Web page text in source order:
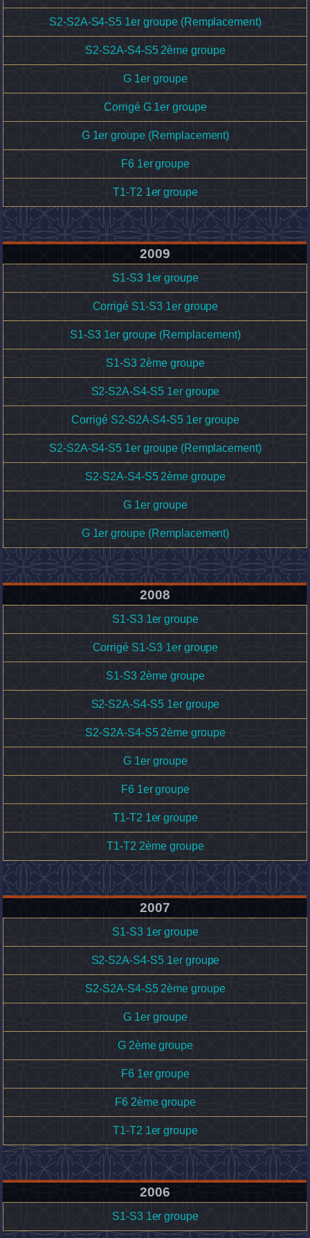
S2-S2A-S4-S5 1er groupe (Remplacement)
S2-S2A-S4-S5 2ème groupe
G 1er groupe
Corrigé G 1er groupe
G 1er groupe (Remplacement)
F6 1er groupe
T1-T2 1er groupe
2009
S1-S3 1er groupe
Corrigé S1-S3 1er groupe
S1-S3 1er groupe (Remplacement)
S1-S3 2ème groupe
S2-S2A-S4-S5 1er groupe
Corrigé S2-S2A-S4-S5 1er groupe
S2-S2A-S4-S5 1er groupe (Remplacement)
S2-S2A-S4-S5 2ème groupe
G 1er groupe
G 1er groupe (Remplacement)
2008
S1-S3 1er groupe
Corrigé S1-S3 1er groupe
S1-S3 2ème groupe
S2-S2A-S4-S5 1er groupe
S2-S2A-S4-S5 2ème groupe
G 1er groupe
F6 1er groupe
T1-T2 1er groupe
T1-T2 2ème groupe
2007
S1-S3 1er groupe
S2-S2A-S4-S5 1er groupe
S2-S2A-S4-S5 2ème groupe
G 1er groupe
G 2ème groupe
F6 1er groupe
F6 2ème groupe
T1-T2 1er groupe
2006
S1-S3 1er groupe